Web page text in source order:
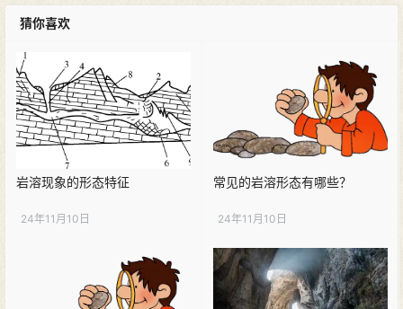
猜你喜欢
岩溶现象的形态特征
24年11月10日
常见的岩溶形态有哪些？
24年11月10日